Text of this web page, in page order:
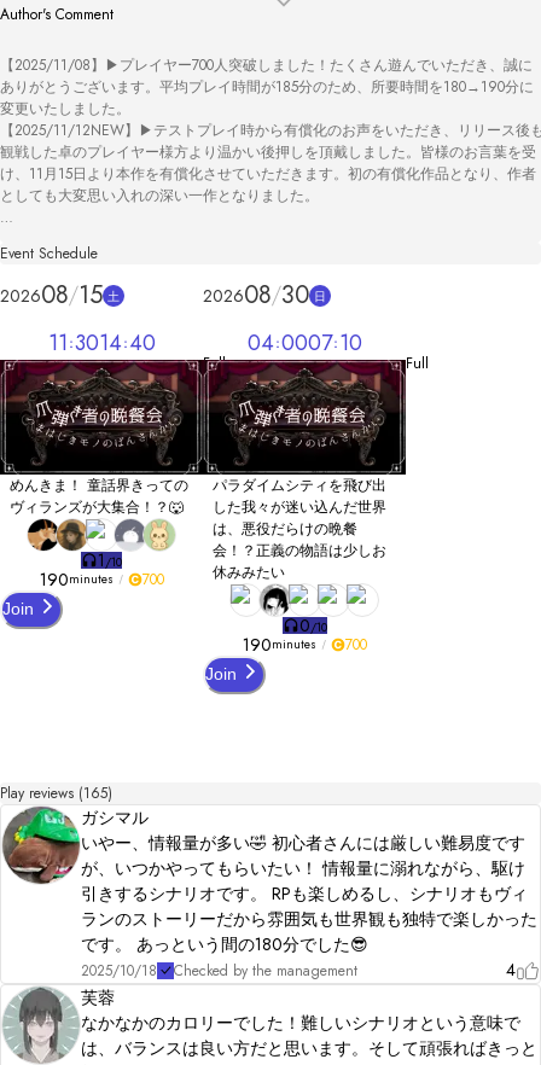
Author's Comment
【2025/11/08】▶プレイヤー700人突破しました！たくさん遊んでいただき、誠に
ありがとうございます。平均プレイ時間が185分のため、所要時間を180→190分に
変更いたしました。
【2025/11/12NEW】▶テストプレイ時から有償化のお声をいただき、リリース後
観戦した卓のプレイヤー様方より温かい後押しを頂戴しました。皆様のお言葉を受
け、11月15日より本作を有償化させていただきます。初の有償化作品となり、作者
としても大変思い入れの深い一作となりました。
作者のやりたいこと楽しいと思ったことを全部詰め込んだ作品です。
✦童話の悪役たちが集う晩餐会。
そこで起きた事件は、欲望と疑念が絡まる悪役(ヴィランズ)の世界。
犯人を暴けなければ先へ進めず、隙をみせれば他者に出し抜かれる。
真相解説までたっぷりのボリューム。
童話を知らなくても遊べます◎GMレスのため、ウズ初心者にも分かりやすい説明
を用意しています。
約3時間の長編のため、水分のご用意をお忘れなく。
ぜひ世界観に浸っていただければ幸いです。
◆作品構成、人物デザインイラストは作者本人が手掛けております
◆その他背景素材…OKUMONO様、Clipstudio、ibisPaint
◆小物や手がかり画像…AI生成
・なぐもりずの音楽室様
・You様
・shimtone様
◆辞書、一部ワードクリエイトや文章のブラッシュアップはAIを用いてます
作品完成まで携わってくださったテストプレイヤーの皆様本当にありがとうござい
ます！
今後の作品制作のために、お時間ありましたら感想やSNSで投稿いただけると飛ん
で見に行きます！
観戦可能卓はお邪魔させていただくかもしれません。
Event Schedule
202608 15 土
Full
11 3014 40
めんきま！ 童話界きっての
ヴィランズが大集合！？🐺
1/10
190minutes 700
Join
202608 30 日
Full
04 0007 10
パラダイムシティを飛び出
した我々が迷い込んだ世界
は、悪役だらけの晩餐
会！？正義の物語は少しお
休みみたい
0/10
190minutes 700
Join
Play reviews (165)
ガシマル
いやー、情報量が多い🤣 初心者さんには厳しい難易度です
が、いつかやってもらいたい！ 情報量に溺れながら、駆け
引きするシナリオです。 RPも楽しめるし、シナリオもヴィ
ランのストーリーだから雰囲気も世界観も独特で楽しかった
です。 あっという間の180分でした😎
2025/10/18 Checked by the management
4
芙蓉
なかなかのカロリーでした！難しいシナリオという意味で
は、バランスは良い方だと思います。そして頑張ればきっと